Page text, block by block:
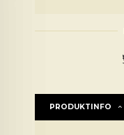
PRODUKTINFO